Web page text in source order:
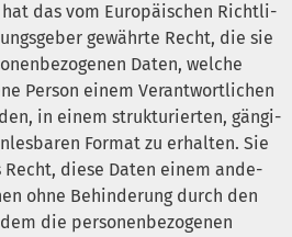
das vom Euro­päi­schen Richt­li­
gewähr­te Recht, die sie
Daten, wel­che
Per­son einem Ver­ant­wort­li­chen
in einem struk­tu­rier­ten, gän­gi­
For­mat zu erhal­ten. Sie
Recht, die­se Daten einem ande­
ohne Behin­de­rung durch den
die per­so­nen­be­zo­ge­nen